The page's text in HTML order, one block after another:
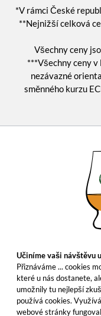
*V rámci České
**Nejnižší celková
Všechny ceny
***Všechny ceny v
nezávazné
směnného kurzu
Učiníme vaši návštěvu
Přiznáváme ... cookies
které u nás dostanete,
umožnily tu nejlepší
používá cookies.
webové stránky